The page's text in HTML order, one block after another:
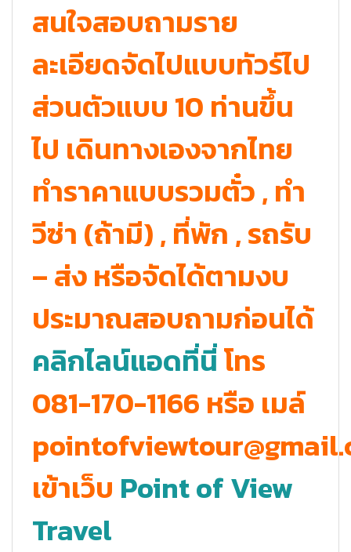
สนใจสอบถามราย
ละเอียดจัดไปแบบทัวร์ไป
ส่วนตัวแบบ 10 ท่านขึ้น
ไป เดินทางเองจากไทย
ทำราคาแบบรวมตั๋ว , ทำ
วีซ่า (ถ้ามี) , ที่พัก , รถรับ
– ส่ง หรือจัดได้ตามงบ
ประมาณสอบถามก่อนได้
คลิกไลน์แอดที่นี่โทร
081-170-1166 หรือ เมล์
เข้าเว็บ Point of View
Travel